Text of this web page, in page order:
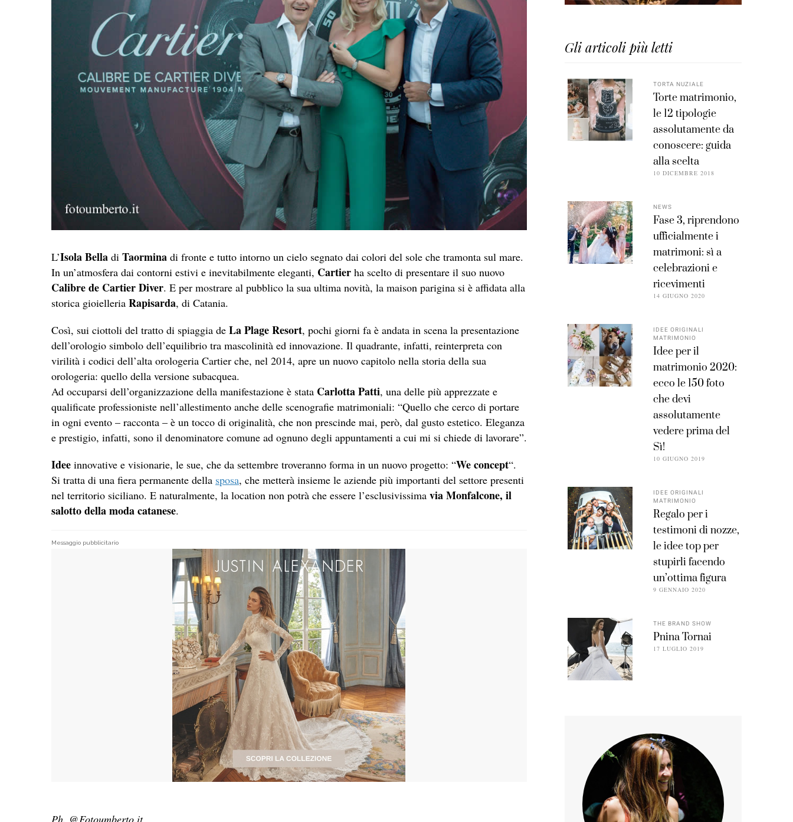
L’Isola Bella di Taormina di fronte e tutto intorno un cielo segnato dai colori del sole che tramonta sul mare.
In un’atmosfera dai contorni estivi e inevitabilmente eleganti, Cartier ha scelto di presentare il suo nuovo
Calibre de CartierDiver. E per mostrare al pubblico la sua ultima novità, la maison parigina si è affidata alla
storica gioielleria Rapisarda, di Catania.
Così, sui ciottoli del tratto di spiaggia de La Plage Resort, pochi giorni fa è andata in scena la presentazione
dell’orologio simbolo dell’equilibrio tra mascolinità ed innovazione. Il quadrante, infatti, reinterpreta con
virilità i codici dell’alta orologeria Cartier che, nel 2014, apre un nuovo capitolo nella storia della sua
orologeria: quello della versione subacquea.
Ad occuparsi dell’organizzazione della manifestazione è stata Carlotta Patti, una delle più apprezzate e
qualificate professioniste nell’allestimento anche delle scenografie matrimoniali: “Quello che cerco di portare
in ogni evento – racconta – è un tocco di originalità, che non prescinde mai, però, dal gusto estetico. Eleganza
e prestigio, infatti, sono il denominatore comune ad ognuno degli appuntamenti a cui mi si chiede di lavorare”.
Idee innovative e visionarie, le sue, che da settembre troveranno forma in un nuovo progetto: “We concept“.
Si tratta di una fiera permanente della sposa, che metterà insieme le aziende più importanti del settore presenti
nel territorio siciliano. E naturalmente, la location non potrà che essere l’esclusivissima via Monfalcone, il
salotto della moda catanese.
Messaggio pubblicitario
Ph. @Fotoumberto.it
Gli articoli più letti
TORTA NUZIALE
Torte matrimonio,
le 12 tipologie
assolutamente da
conoscere: guida
alla scelta
10 DICEMBRE 2018
NEWS
Fase 3, riprendono
ufficialmente i
matrimoni: sì a
celebrazioni e
ricevimenti
14 GIUGNO 2020
IDEE ORIGINALI
MATRIMONIO
Idee per il
matrimonio 2020:
ecco le 150 foto
che devi
assolutamente
vedere prima del
Sì!
10 GIUGNO 2019
IDEE ORIGINALI
MATRIMONIO
Regalo per i
testimoni di nozze,
le idee top per
stupirli facendo
un’ottima figura
9 GENNAIO 2020
THE BRAND SHOW
Pnina Tornai
17 LUGLIO 2019